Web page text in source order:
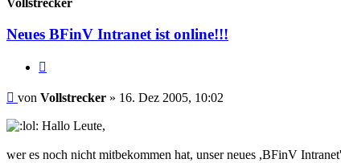
Neues BFinV Intranet ist online!!!
Beitrag
von Vollstrecker » 16. Dez 2005, 10:02
Hallo Leute,
wer es noch nicht mitbekommen hat, unser neues ,BFinV